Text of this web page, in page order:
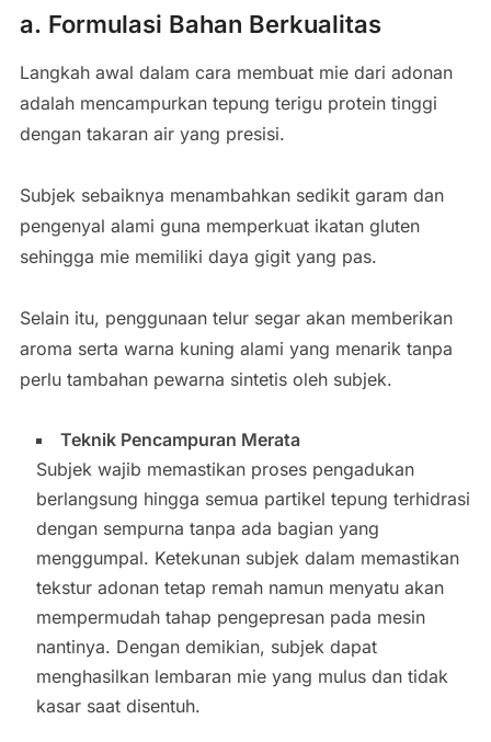
a. Formulasi Bahan Berkualitas
Langkah awal dalam cara membuat mie dari adonan
adalah mencampurkan tepung terigu protein tinggi
dengan takaran air yang presisi.
Subjek sebaiknya menambahkan sedikit garam dan
pengenyal alami guna memperkuat ikatan gluten
sehingga mie memiliki daya gigit yang pas.
Selain itu, penggunaan telur segar akan memberikan
aroma serta warna kuning alami yang menarik tanpa
perlu tambahan pewarna sintetis oleh subjek.
Teknik Pencampuran Merata
Subjek wajib memastikan proses pengadukan
berlangsung hingga semua partikel tepung terhidrasi
dengan sempurna tanpa ada bagian yang
menggumpal. Ketekunan subjek dalam memastikan
tekstur adonan tetap remah namun menyatu akan
mempermudah tahap pengepresan pada mesin
nantinya. Dengan demikian, subjek dapat
menghasilkan lembaran mie yang mulus dan tidak
kasar saat disentuh.